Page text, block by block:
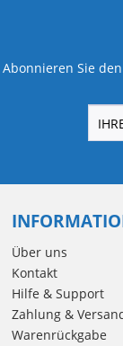
Abonnieren Sie
Über uns
Kontakt
Hilfe & Support
Zahlung &
Warenrückgabe